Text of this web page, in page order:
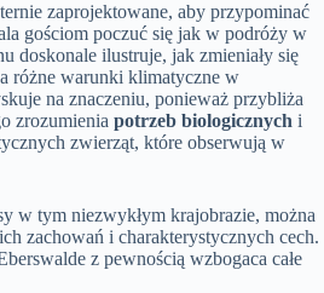
zaprojektowane, aby przypominać
gościom poczuć się jak w podróży w
doskonale ilustruje, jak zmieniały się
różne warunki klimatyczne w
na znaczeniu, ponieważ przybliża
zrozumienia potrzeb biologicznych i
zwierząt, które obserwują w
w tym niezwykłym krajobrazie, można
zachowań i charakterystycznych cech.
z pewnością wzbogaca całe